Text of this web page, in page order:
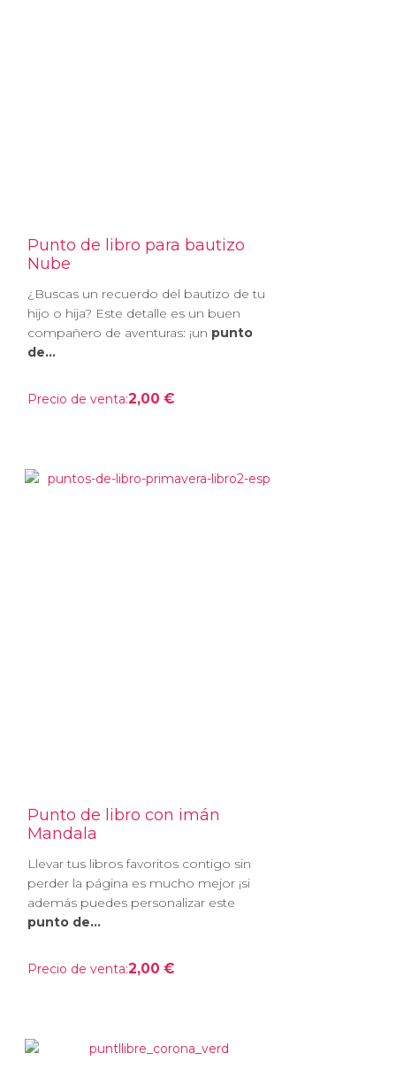
Punto de libro para bautizo
Nube
¿Buscas un recuerdo del bautizo de tu
hijo o hija? Este detalle es un buen
compañero de aventuras: ¡un punto
de...
Precio de venta:2,00 €
Punto de libro con imán
Mandala
Llevar tus libros favoritos contigo sin
perder la página es mucho mejor ¡si
además puedes personalizar este
punto de...
Precio de venta:2,00 €